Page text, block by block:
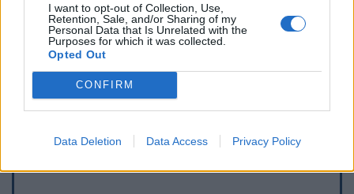
I want to opt-out of Collection, Use,
Retention, Sale, and/or Sharing of my
Personal Data that Is Unrelated with the
Purposes for which it was collected.
Opted Out
CONFIRM
Data Deletion Data Access Privacy Policy